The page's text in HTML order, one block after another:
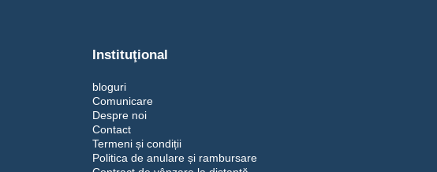
Instituţional
bloguri
Comunicare
Despre noi
Contact
Termeni și condiții
Politica de anulare și rambursare